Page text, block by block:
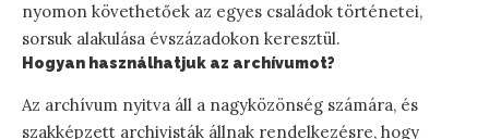
nyomon követhetőek az egyes családok történetei,
sorsuk alakulása évszázadokon keresztül.
Hogyan használhatjuk az archívumot?
Az archívum nyitva áll a nagyközönség számára, és
szakképzett archivisták állnak rendelkezésre, hogy